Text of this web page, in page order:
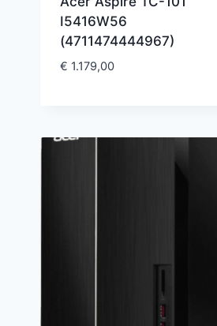
I5416W56
(4711474444967)
€ 1.179,00